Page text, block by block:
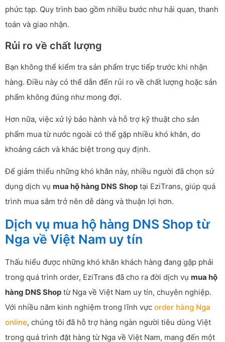
phức tạp. Quy trình bao gồm nhiều bước như hải quan, thanh
toán và giao nhận.
Rủi ro về chất lượng
Bạn không thể kiểm tra sản phẩm trực tiếp trước khi nhận
hàng. Điều này có thể dẫn đến rủi ro về chất lượng hoặc sản
phẩm không đúng như mong đợi.
Hơn nữa, việc xử lý bảo hành và hỗ trợ kỹ thuật cho sản
phẩm mua từ nước ngoài có thể gặp nhiều khó khăn, do
khoảng cách và khác biệt trong quy định.
Để giảm thiểu những khó khăn này, nhiều người đã chọn sử
dụng dịch vụ mua hộ hàng DNS Shop tại EziTrans, giúp quá
trình mua sắm trở nên dễ dàng và thuận lợi hơn.
Dịch vụ mua hộ hàng DNS Shop từ
Nga về Việt Nam uy tín
Thấu hiểu được những khó khăn khách hàng đang gặp phải
trong quá trình order, EziTrans đã cho ra đời dịch vụ mua hộ
hàng DNS Shop từ Nga về Việt Nam uy tín, chuyên nghiệp.
Với nhiều năm kinh nghiệm trong lĩnh vực order hàng Nga
online, chúng tôi đã hỗ trợ hàng ngàn người tiêu dùng Việt
trong quá trình đặt hàng từ Nga về Việt Nam, mang đến một